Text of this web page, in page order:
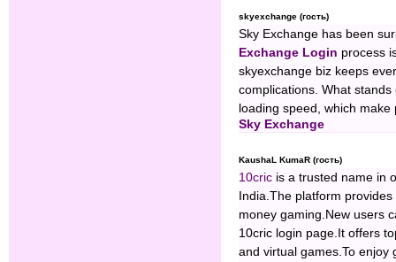
skyexchange (гость)
Sky Exchange has been
Exchange Login process
skyexchange biz keeps
complications. What
loading speed, which
Sky Exchange
KaushaL KumaR (гость)
10cric is a trusted name in
India.The platform
money gaming.New users
10cric login page.It offers
and virtual games.To